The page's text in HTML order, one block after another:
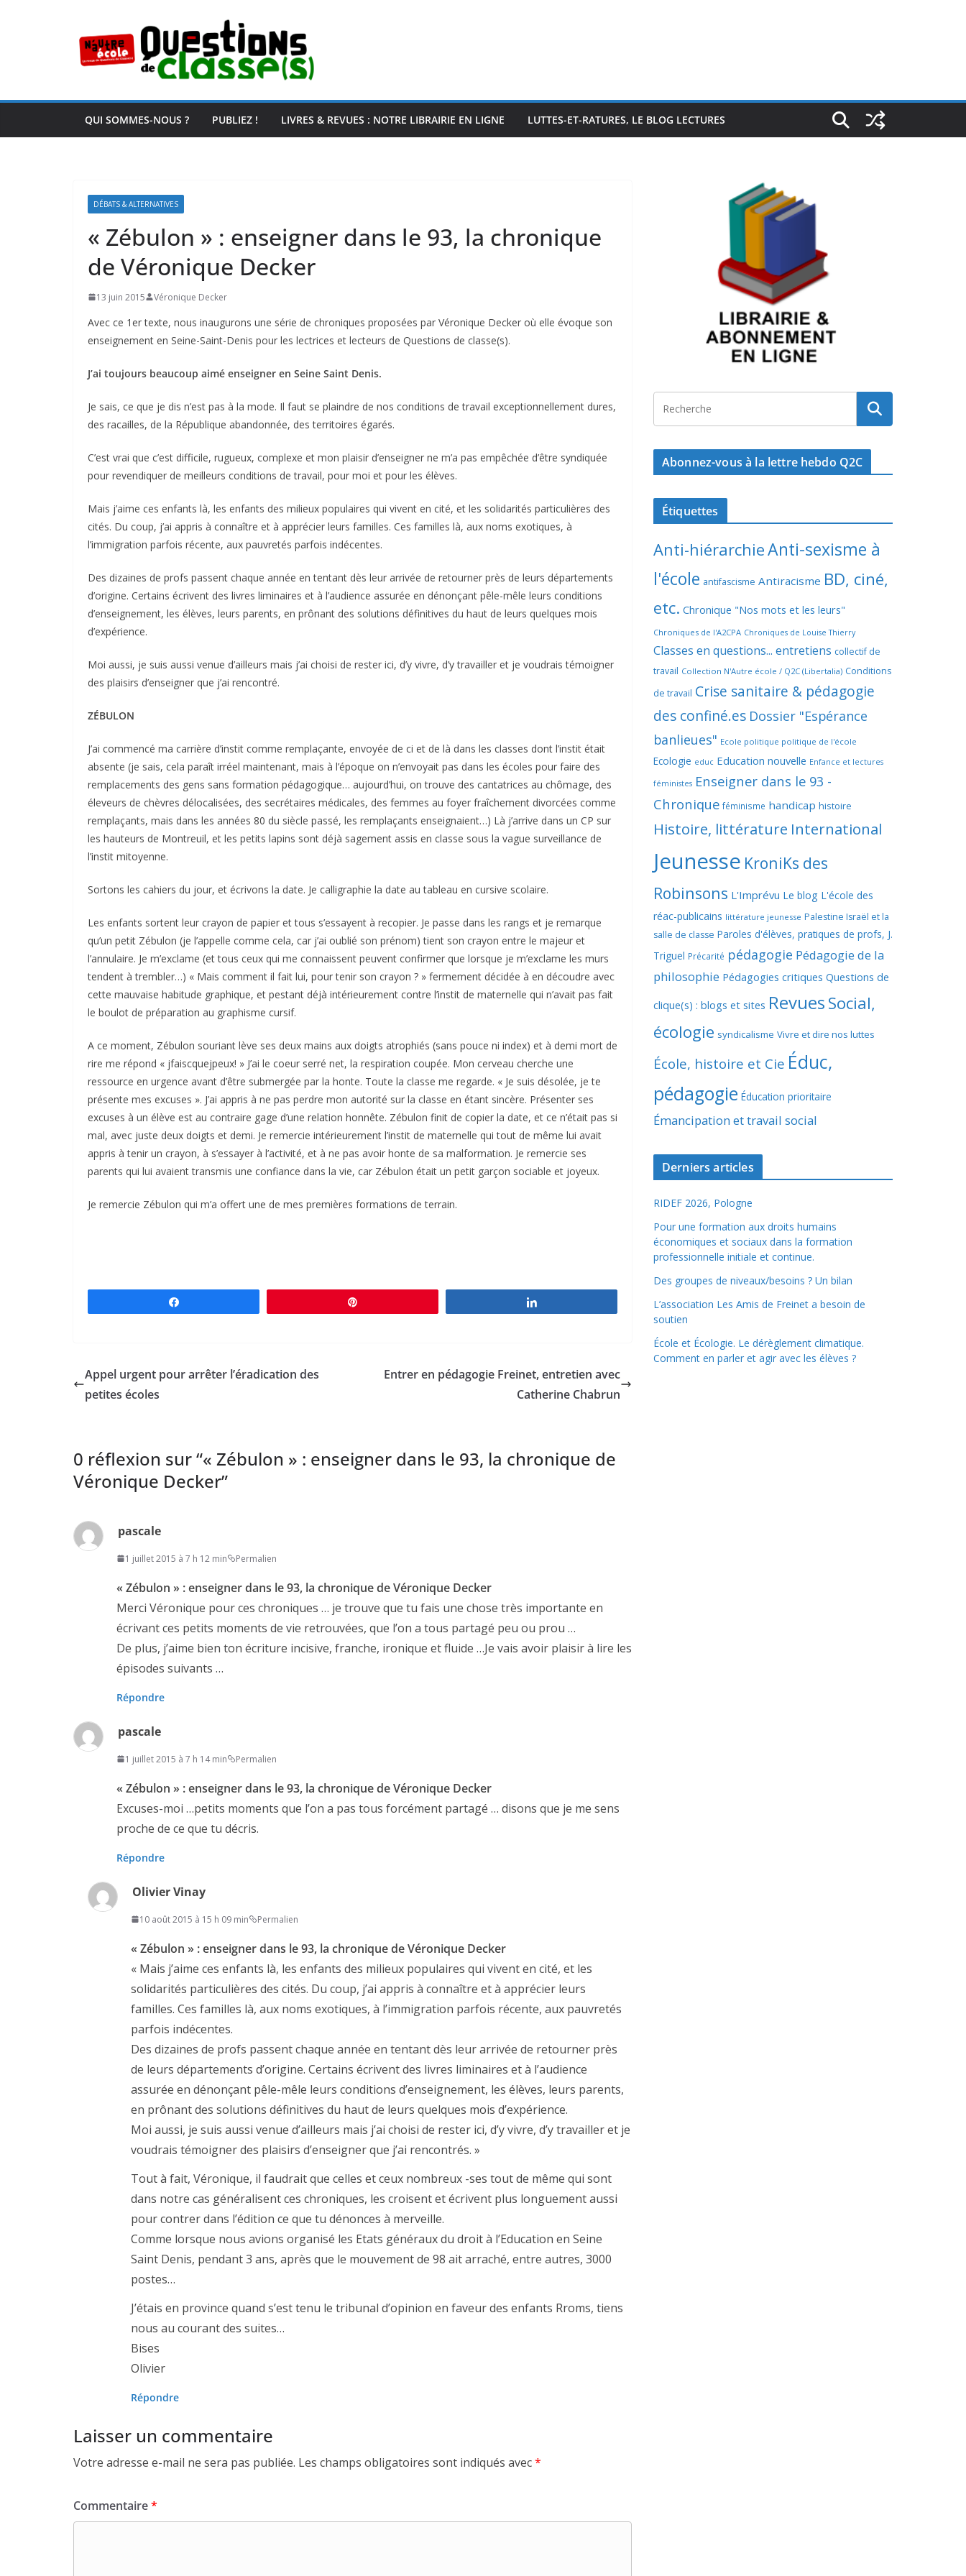
QUI SOMMES-NOUS ? PUBLIEZ ! LIVRES & REVUES : NOTRE LIBRAIRIE EN LIGNE LUTTES-ET-RATURES, LE BLOG LECTURES
DÉBATS & ALTERNATIVES
« Zébulon » : enseigner dans le 93, la chronique
de Véronique Decker
13 juin 2015 Véronique Decker
Avec ce 1er texte, nous inaugurons une série de chroniques proposées par Véronique Decker où elle évoque son
enseignement en Seine-Saint-Denis pour les lectrices et lecteurs de Questions de classe(s).
J’ai toujours beaucoup aimé enseigner en Seine Saint Denis.
Je sais, ce que je dis n’est pas à la mode. Il faut se plaindre de nos conditions de travail exceptionnellement dures,
des racailles, de la République abandonnée, des territoires égarés.
C’est vrai que c’est difficile, rugueux, complexe et mon plaisir d’enseigner ne m’a pas empêchée d’être syndiquée
pour revendiquer de meilleurs conditions de travail, pour moi et pour les élèves.
Mais j’aime ces enfants là, les enfants des milieux populaires qui vivent en cité, et les solidarités particulières des
cités. Du coup, j’ai appris à connaître et à apprécier leurs familles. Ces familles là, aux noms exotiques, à
l’immigration parfois récente, aux pauvretés parfois indécentes.
Des dizaines de profs passent chaque année en tentant dès leur arrivée de retourner près de leurs départements
d’origine. Certains écrivent des livres liminaires et à l’audience assurée en dénonçant pêle-mêle leurs conditions
d’enseignement, les élèves, leurs parents, en prônant des solutions définitives du haut de leurs quelques mois
d’expérience.
Moi aussi, je suis aussi venue d’ailleurs mais j’ai choisi de rester ici, d’y vivre, d’y travailler et je voudrais témoigner
des plaisirs d’enseigner que j’ai rencontré.
ZÉBULON
J’ai commencé ma carrière d’instit comme remplaçante, envoyée de ci et de là dans les classes dont l’instit était
absente (je sais, cela paraît irréel maintenant, mais à l’époque on n’envoyait pas dans les écoles pour faire des
remplacements des gens sans formation pédagogique… aujourd’hui, on trouve des cantatrices au chômage, des
éleveurs de chèvres délocalisées, des secrétaires médicales, des femmes au foyer fraîchement divorcées comme
remplaçants, mais dans les années 80 du siècle passé, les remplaçants enseignaient…) Là j’arrive dans un CP sur
les hauteurs de Montreuil, et les petits lapins sont déjà sagement assis en classe sous la vague surveillance de
l’instit mitoyenne.
Sortons les cahiers du jour, et écrivons la date. Je calligraphie la date au tableau en cursive scolaire.
Les enfants sortent leur crayon de papier et tous s’essayent à recopier. Je passe dans les rangs et je remarque
qu’un petit Zébulon (je l’appelle comme cela, car j’ai oublié son prénom) tient son crayon entre le majeur et
l’annulaire. Je m’exclame (et tous ceux qui me connaissent peuvent confirmer que lorsque je m’exclame les murs
tendent à trembler…) « Mais comment il fait lui, pour tenir son crayon ? » fermement décidée à en découdre avec
cette mauvaise habitude graphique, et pestant déjà intérieurement contre l’instit de maternelle qui n’avait pas fait
le boulot de préparation au graphisme cursif.
A ce moment, Zébulon souriant lève ses deux mains aux doigts atrophiés (sans pouce ni index) et à demi mort de
rire me répond « jfaiscquejpeux! » J’ai le coeur serré net, la respiration coupée. Mon cerveau cherche une
ressource en urgence avant d’être submergée par la honte. Toute la classe me regarde. « Je suis désolée, je te
présente mes excuses ». J’ai appris à ne pas perdre mon autorité sur la classe en étant sincère. Présenter ses
excuses à un élève est au contraire gage d’une relation honnête. Zébulon finit de copier la date, et ce n’était pas si
mal, avec juste deux doigts et demi. Je remercie intérieurement l’instit de maternelle qui tout de même lui avait
appris à tenir un crayon, à s’essayer à l’activité, et à ne pas avoir honte de sa malformation. Je remercie ses
parents qui lui avaient transmis une confiance dans la vie, car Zébulon était un petit garçon sociable et joyeux.
Je remercie Zébulon qui m’a offert une de mes premières formations de terrain.
Appel urgent pour arrêter l’éradication des
petites écoles
Entrer en pédagogie Freinet, entretien avec
Catherine Chabrun
0 réflexion sur “« Zébulon » : enseigner dans le 93, la chronique de
Véronique Decker”
pascale
1 juillet 2015 à 7 h 12 min Permalien
« Zébulon » : enseigner dans le 93, la chronique de Véronique Decker
Merci Véronique pour ces chroniques … je trouve que tu fais une chose très importante en
écrivant ces petits moments de vie retrouvées, que l’on a tous partagé peu ou prou …
De plus, j’aime bien ton écriture incisive, franche, ironique et fluide …Je vais avoir plaisir à lire les
épisodes suivants …
Répondre
pascale
1 juillet 2015 à 7 h 14 min Permalien
« Zébulon » : enseigner dans le 93, la chronique de Véronique Decker
Excuses-moi …petits moments que l’on a pas tous forcément partagé … disons que je me sens
proche de ce que tu décris.
Répondre
Olivier Vinay
10 août 2015 à 15 h 09 min Permalien
« Zébulon » : enseigner dans le 93, la chronique de Véronique Decker
« Mais j’aime ces enfants là, les enfants des milieux populaires qui vivent en cité, et les
solidarités particulières des cités. Du coup, j’ai appris à connaître et à apprécier leurs
familles. Ces familles là, aux noms exotiques, à l’immigration parfois récente, aux pauvretés
parfois indécentes.
Des dizaines de profs passent chaque année en tentant dès leur arrivée de retourner près
de leurs départements d’origine. Certains écrivent des livres liminaires et à l’audience
assurée en dénonçant pêle-mêle leurs conditions d’enseignement, les élèves, leurs parents,
en prônant des solutions définitives du haut de leurs quelques mois d’expérience.
Moi aussi, je suis aussi venue d’ailleurs mais j’ai choisi de rester ici, d’y vivre, d’y travailler et je
voudrais témoigner des plaisirs d’enseigner que j’ai rencontrés. »
Tout à fait, Véronique, il faudrait que celles et ceux nombreux -ses tout de même qui sont
dans notre cas généralisent ces chroniques, les croisent et écrivent plus longuement aussi
pour contrer dans l’édition ce que tu dénonces à merveille.
Comme lorsque nous avions organisé les Etats généraux du droit à l’Education en Seine
Saint Denis, pendant 3 ans, après que le mouvement de 98 ait arraché, entre autres, 3000
postes…
J’étais en province quand s’est tenu le tribunal d’opinion en faveur des enfants Rroms, tiens
nous au courant des suites…
Bises
Olivier
Répondre
Laisser un commentaire
Votre adresse e-mail ne sera pas publiée. Les champs obligatoires sont indiqués avec*
Commentaire*
Abonnez-vous à la lettre hebdo Q2C
Étiquettes
Anti-hiérarchieAnti-sexisme à
l'école antifascisme Antiracisme BD, ciné,
etc. Chronique "Nos mots et les leurs"
Chroniques de l'A2CPA Chroniques de Louise Thierry
Classes en questions... entretiens collectif de
travail Collection N'Autre école / Q2C (Libertalia) Conditions
de travail Crise sanitaire & pédagogie
des confiné.es Dossier "Espérance
banlieues" Ecole politique politique de l'école
Ecologie educ Education nouvelle Enfance et lectures
féministes Enseigner dans le 93 -
Chronique féminisme handicap histoire
Histoire, littérature International
Jeunesse KroniKs des
Robinsons L'Imprévu Le blog L'école des
réac-publicains littérature jeunesse Palestine Israël et la
salle de classe Paroles d'élèves, pratiques de profs, J.
Triguel Précarité pédagogie Pédagogie de la
philosophie Pédagogies critiques Questions de
clique(s) : blogs et sites RevuesSocial,
écologie syndicalisme Vivre et dire nos luttes
École, histoire et Cie Éduc,
pédagogie Éducation prioritaire
Émancipation et travail social
Derniers articles
RIDEF 2026, Pologne
Pour une formation aux droits humains
économiques et sociaux dans la formation
professionnelle initiale et continue.
Des groupes de niveaux/besoins ? Un bilan
L’association Les Amis de Freinet a besoin de
soutien
École et Écologie. Le dérèglement climatique.
Comment en parler et agir avec les élèves ?